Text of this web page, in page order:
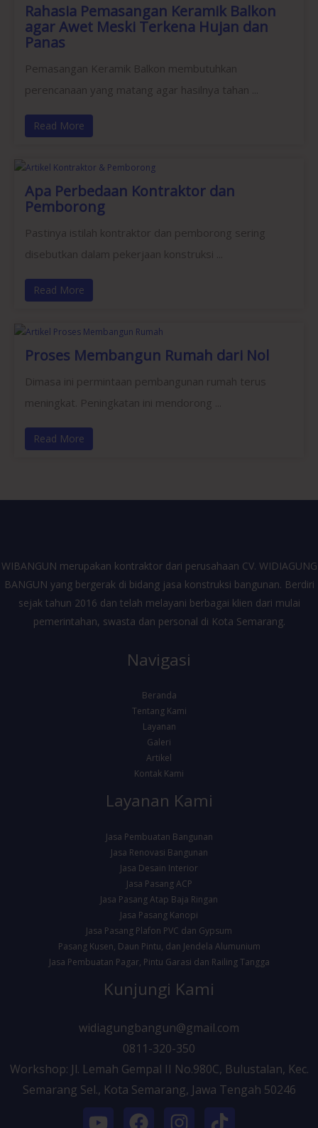
Rahasia Pemasangan Keramik Balkon
agar Awet Meski Terkena Hujan dan
Panas
Pemasangan Keramik Balkon membutuhkan
perencanaan yang matang agar hasilnya tahan ...
Read More
Apa Perbedaan Kontraktor dan
Pemborong
Pastinya istilah kontraktor dan pemborong sering
disebutkan dalam pekerjaan konstruksi ...
Read More
Proses Membangun Rumah dari Nol
Dimasa ini permintaan pembangunan rumah terus
meningkat. Peningkatan ini mendorong ...
Read More
WIBANGUN merupakan kontraktor dari perusahaan CV. WIDIAGUNG
BANGUN yang bergerak di bidang jasa konstruksi bangunan. Berdiri
sejak tahun 2016 dan telah melayani berbagai klien dari mulai
pemerintahan, swasta dan personal di Kota Semarang.
Navigasi
Beranda
Tentang Kami
Layanan
Galeri
Artikel
Kontak Kami
Layanan Kami
Jasa Pembuatan Bangunan
Jasa Renovasi Bangunan
Jasa Desain Interior
Jasa Pasang ACP
Jasa Pasang Atap Baja Ringan
Jasa Pasang Kanopi
Jasa Pasang Plafon PVC dan Gypsum
Pasang Kusen, Daun Pintu, dan Jendela Alumunium
Jasa Pembuatan Pagar, Pintu Garasi dan Railing Tangga
Kunjungi Kami
widiagungbangun@gmail.com
0811-320-350
Workshop: Jl. Lemah Gempal II No.980C, Bulustalan, Kec.
Semarang Sel., Kota Semarang, Jawa Tengah 50246